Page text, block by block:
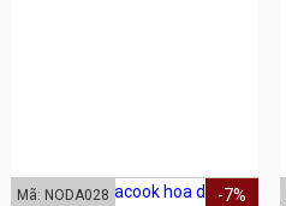
-7%
Mã: NODA028